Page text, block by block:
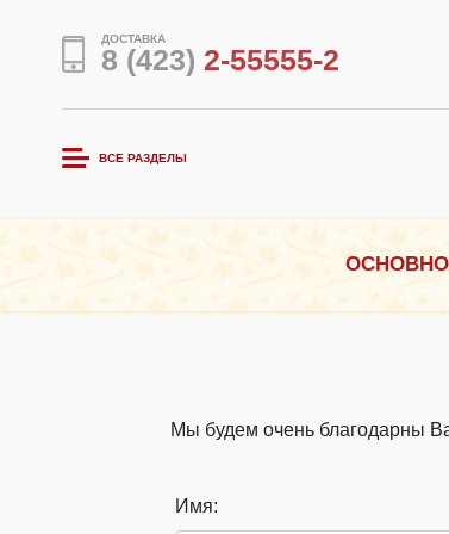
ДОСТАВКА
8 (423) 2-55555-2
ВСЕ РАЗДЕЛЫ
Мы будем очень благодарны
Имя: